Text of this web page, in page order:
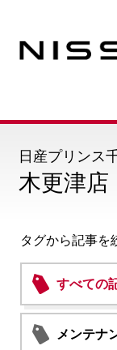
木更津店
日産プリンス
タグから記事を
すべての
メンテナ